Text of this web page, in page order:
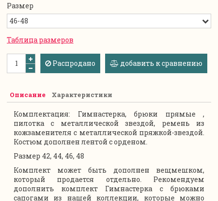
Размер
Таблица размеров
Распродано добавить к сравнению
Описание Характеристики
Комплектация: Гимнастерка, брюки прямые ,
пилотка с металлической звездой, ремень из
кожзаменителя с металлической пряжкой-звездой.
Костюм дополнен лентой с орденом.
Размер 42, 44, 46, 48
Комплект может быть дополнен вещмешком,
который продается отдельно. Рекомендуем
дополнить комплект Гимнастерка с брюками
сапогами из нашей коллекции, которые можно